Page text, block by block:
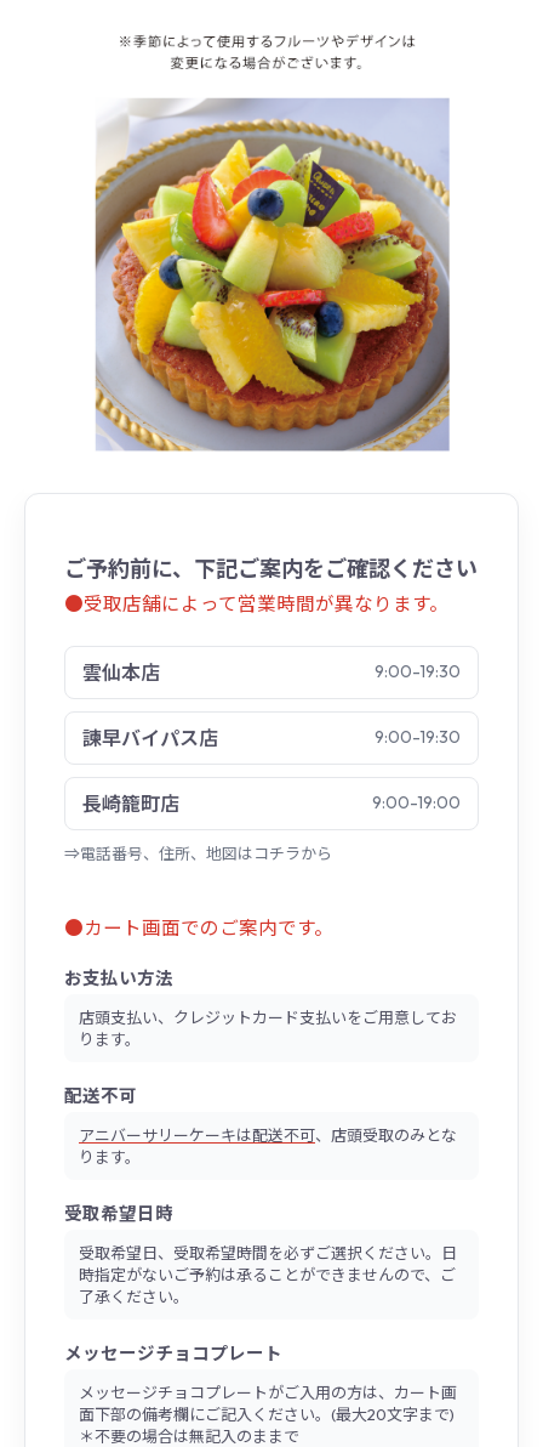
ご予約前に、下記ご案内をご確認ください
●受取店舗によって営業時間が異なります。
雲仙本店 9:00-19:30
諫早バイパス店 9:00-19:30
長崎籠町店 9:00-19:00
⇒電話番号、住所、地図はコチラから
●カート画面でのご案内です。
お支払い方法
店頭支払い、クレジットカード支払いをご用意してお
ります。
配送不可
アニバーサリーケーキは配送不可、店頭受取のみとな
ります。
受取希望日時
受取希望日、受取希望時間を必ずご選択ください。日
時指定がないご予約は承ることができませんので、ご
了承ください。
メッセージチョコプレート
メッセージチョコプレートがご入用の方は、カート画
面下部の備考欄にご記入ください。(最大20文字まで)
＊不要の場合は無記入のままで